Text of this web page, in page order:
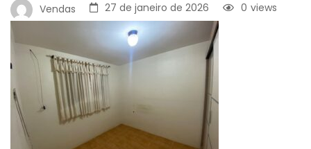
Vendas 27 de janeiro de 2026 views
0